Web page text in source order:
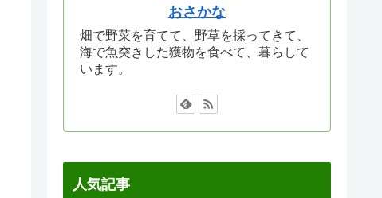
おさかな
畑で野菜を育てて、野草を採ってきて、
海で魚突きした獲物を食べて、暮らして
います。
人気記事